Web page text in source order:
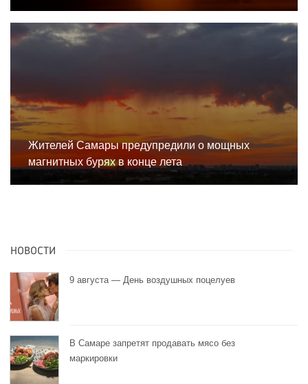
Жителей Самары предупредили о мощных
магнитных бурях в конце лета
НОВОСТИ
9 августа — День воздушных поцелуев
В Самаре запретят продавать мясо без
маркировки